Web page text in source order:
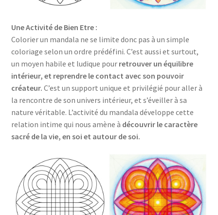
Une Activité de Bien Etre :
Colorier un mandala ne se limite donc pas à un simple
coloriage selon un ordre prédéfini. C’est aussi et surtout,
un moyen habile et ludique pour retrouver un équilibre
intérieur, et reprendre le contact avec son pouvoir
créateur. C’est un support unique et privilégié pour aller à
la rencontre de son univers intérieur, et s’éveiller à sa
nature véritable. L’activité du mandala développe cette
relation intime qui nous amène à découvrir le caractère
sacré de la vie, en soi et autour de soi.